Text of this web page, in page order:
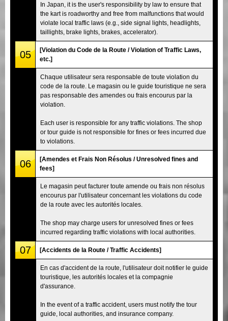
In Japan, it is the user's responsibility by law to ensure that
the kart is roadworthy and free from malfunctions that would
violate local traffic laws (e.g., side signal lights, headlights,
taillights, brake lights, brakes, accelerator).
05
[Violation du Code de la Route / Violation of Traffic Laws,
etc.]
Chaque utilisateur sera responsable de toute violation du
code de la route. Le magasin ou le guide touristique ne sera
pas responsable des amendes ou frais encourus par la
violation.
Each user is responsible for any traffic violations. The shop
or tour guide is not responsible for fines or fees incurred due
to violations.
06
[Amendes et Frais Non Résolus / Unresolved fines and
fees]
Le magasin peut facturer toute amende ou frais non résolus
encourus par l'utilisateur concernant les violations du code
de la route avec les autorités locales.
The shop may charge users for unresolved fines or fees
incurred regarding traffic violations with local authorities.
07 [Accidents de la Route / Traffic Accidents]
En cas d'accident de la route, l'utilisateur doit notifier le guide
touristique, les autorités locales et la compagnie
d'assurance.
In the event of a traffic accident, users must notify the tour
guide, local authorities, and insurance company.